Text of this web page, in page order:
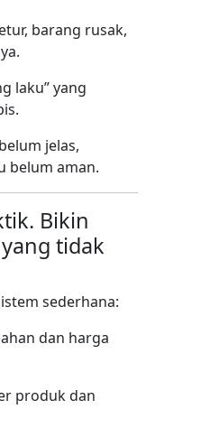
barang rusak,
laku” yang
jelas,
belum aman.
Bikin
tidak
sederhana:
dan harga
produk dan